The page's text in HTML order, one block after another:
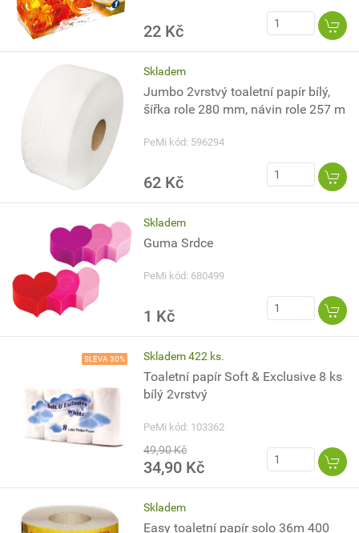
22 Kč
Skladem
Jumbo 2vrstvý toaletní papír bílý,
šířka role 280 mm, návin role 257 m
PeMi kód: 596294
62 Kč
Skladem
Guma Srdce
PeMi kód: 680499
1 Kč
SLEVA 30% Skladem 422 ks.
Toaletní papír Soft & Exclusive 8 ks
bílý 2vrstvý
PeMi kód: 103362
49,90 Kč
34,90 Kč
Skladem
Easy toaletní papír solo 36m 400